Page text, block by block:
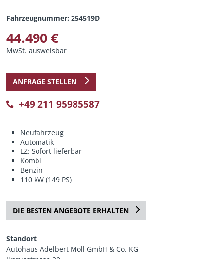
Fahrzeugnummer: 254519D
44.490 €
MwSt. ausweisbar
ANFRAGE STELLEN
+49 211 95985587
Neufahrzeug
Automatik
LZ: Sofort lieferbar
Kombi
Benzin
110 kW (149 PS)
DIE BESTEN ANGEBOTE ERHALTEN
Standort
Autohaus Adelbert Moll GmbH & Co. KG